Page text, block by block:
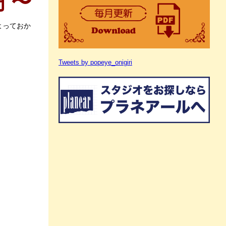
っておか
Tweets by popeye_onigiri